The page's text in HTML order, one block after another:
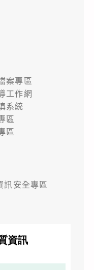
案專區
工作網
系統
區
區
訊安全專區